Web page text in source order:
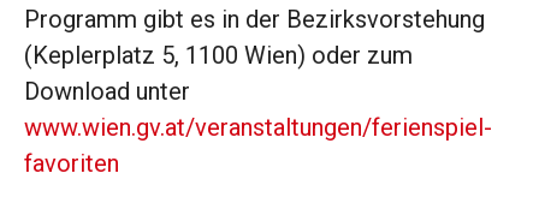
Programm gibt es in der Bezirksvorstehung
(Keplerplatz 5, 1100 Wien) oder zum
Download unter
www.wien.gv.at/veranstaltungen/ferienspiel-
favoriten